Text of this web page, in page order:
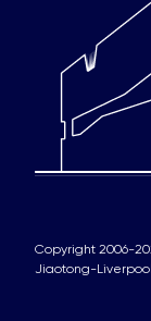
Copyright 2006-
Jiaotong-